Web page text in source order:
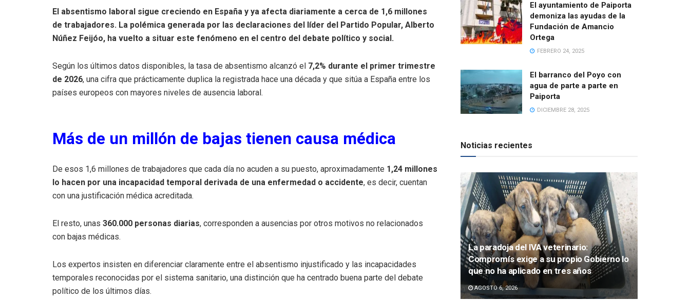
El absentismo laboral sigue creciendo en España y ya afecta diariamente a cerca de 1,6 millones
de trabajadores. La polémica generada por las declaraciones del líder del Partido Popular, Alberto
Núñez Feijóo, ha vuelto a situar este fenómeno en el centro del debate político y social.
Según los últimos datos disponibles, la tasa de absentismo alcanzó el 7,2% durante el primer trimestre
de 2026, una cifra que prácticamente duplica la registrada hace una década y que sitúa a España entre los
países europeos con mayores niveles de ausencia laboral.
Más de un millón de bajas tienen causa médica
De esos 1,6 millones de trabajadores que cada día no acuden a su puesto, aproximadamente 1,24 millones
lo hacen por una incapacidad temporal derivada de una enfermedad o accidente, es decir, cuentan
con una justificación médica acreditada.
El resto, unas 360.000 personas diarias, corresponden a ausencias por otros motivos no relacionados
con bajas médicas.
Los expertos insisten en diferenciar claramente entre el absentismo injustificado y las incapacidades
temporales reconocidas por el sistema sanitario, una distinción que ha centrado buena parte del debate
político de los últimos días.
El ayuntamiento de Paiporta
demoniza las ayudas de la
Fundación de Amancio
Ortega
FEBRERO 24, 2025
El barranco del Poyo con
agua de parte a parte en
Paiporta
DICIEMBRE 28, 2025
Noticias recientes
La paradoja del IVA veterinario:
Compromís exige a su propio Gobierno lo
que no ha aplicado en tres años
AGOSTO 6, 2026